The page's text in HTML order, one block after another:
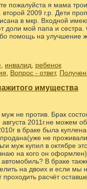
пожалуйста я мама
2009 г.р. Дети
в мкр. Входной
доли мой папа и сестра.
помощь на улучшение
инвалид
ребенок
Вопрос - ответ,
имущества
не против. Брак
2011г.не можем
в браке была
не
муж купил в октябре
на кого он
В браке
на двоих и если мы
проходить расчёт